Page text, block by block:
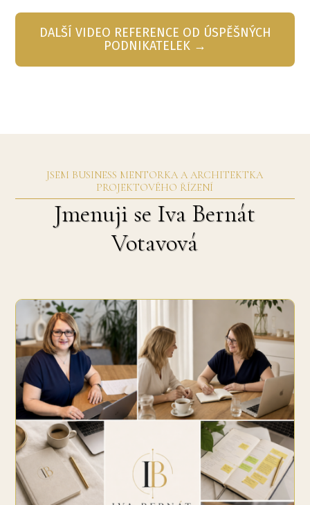
DALŠÍ VIDEO REFERENCE OD ÚSPĚŠNÝCH
PODNIKATELEK →
JSEM BUSINESS MENTORKA A ARCHITEKTKA
PROJEKTOVÉHO ŘÍZENÍ
Jmenuji se Iva Bernát
Votavová